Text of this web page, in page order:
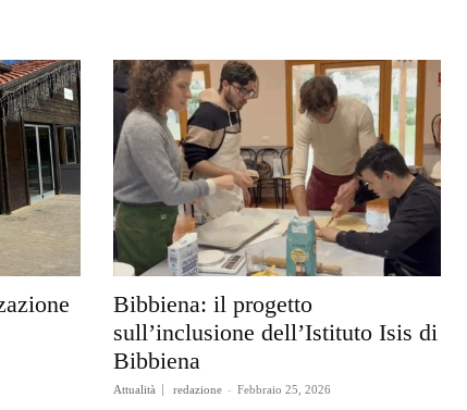
Bibbiena: il progetto
sull’inclusione dell’Istituto Isis di
Bibbiena
Attualità redazione - Febbraio 25, 2026